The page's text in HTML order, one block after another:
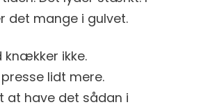
det mange i gulvet.
ikke.
lidt mere.
at have det sådan i